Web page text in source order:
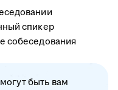
спикер
собеседования
быть вам